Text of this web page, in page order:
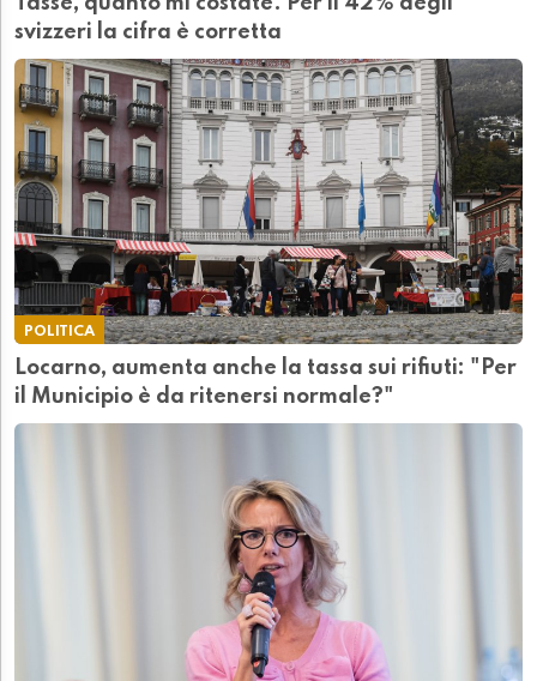
svizzeri la cifra è corretta
POLITICA
Locarno, aumenta anche la tassa sui rifiuti: "Per
il Municipio è da ritenersi normale?"